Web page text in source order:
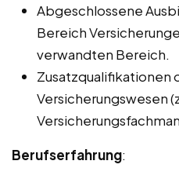
Abgeschlossene
Bereich
verwandten Bereich.
Zusatzqualifikationen
Versicherungswesen
Berufserfahrung: